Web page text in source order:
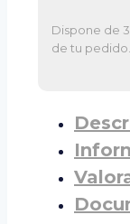
Dispone de
de tu pedido.